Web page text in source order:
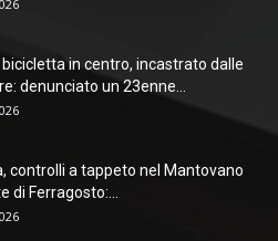
bicicletta in centro, incastrato dalle
denunciato un 23enne...
controlli a tappeto nel Mantovano
di Ferragosto:...